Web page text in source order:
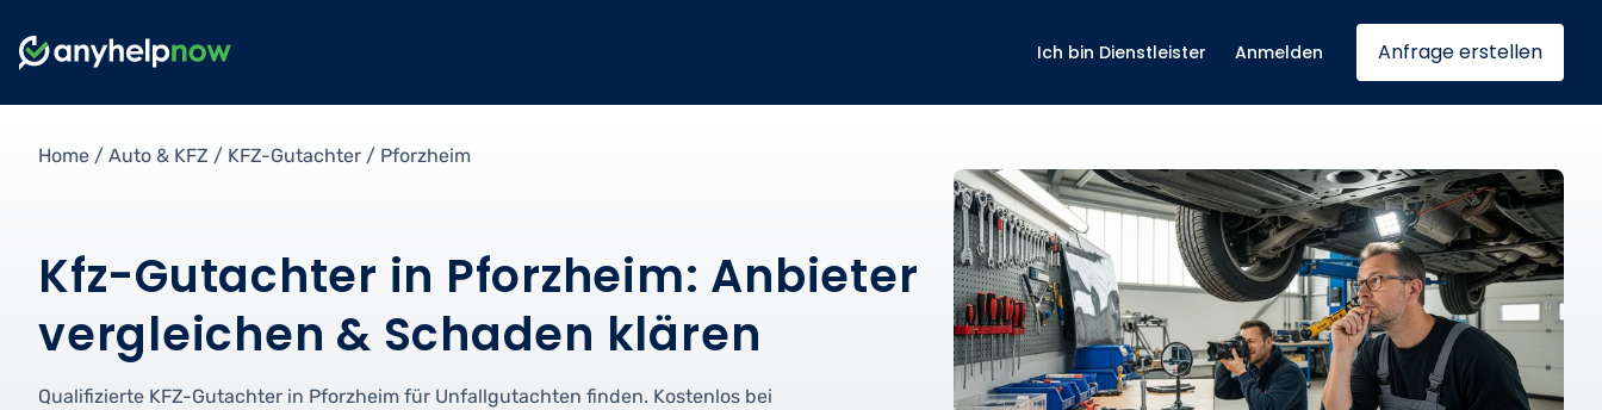
Ich bin Dienstleister Anmelden Anfrage erstellen
Home / Auto & KFZ / KFZ-Gutachter / Pforzheim
Kfz-Gutachter in Pforzheim: Anbieter
vergleichen & Schaden klären
Qualifizierte KFZ-Gutachter in Pforzheim für Unfallgutachten finden. Kostenlos bei